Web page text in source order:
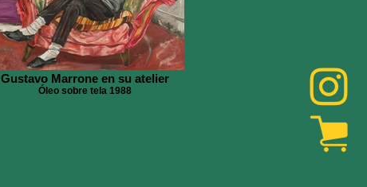
Gustavo Marrone en su atelier
Óleo sobre tela 1988